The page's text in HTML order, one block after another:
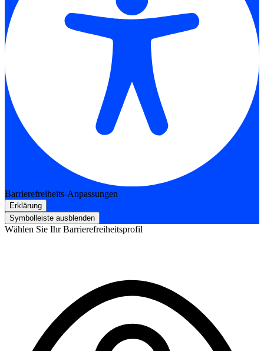
Barrierefreiheits-Anpassungen
Erklärung
Symbolleiste ausblenden
Wählen Sie Ihr Barrierefreiheitsprofil